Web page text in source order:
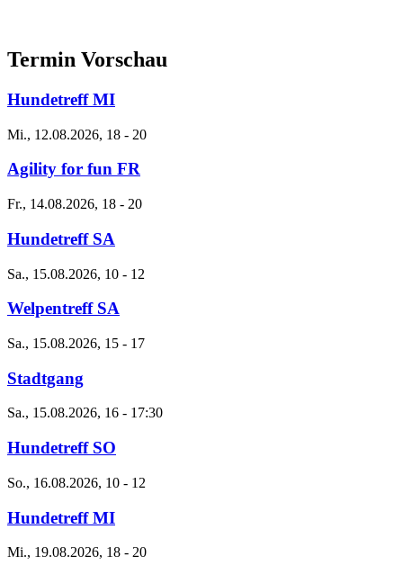
Termin Vorschau
Hundetreff MI
Mi., 12.08.2026, 18 - 20
Agility for fun FR
Fr., 14.08.2026, 18 - 20
Hundetreff SA
Sa., 15.08.2026, 10 - 12
Welpentreff SA
Sa., 15.08.2026, 15 - 17
Stadtgang
Sa., 15.08.2026, 16 - 17:30
Hundetreff SO
So., 16.08.2026, 10 - 12
Hundetreff MI
Mi., 19.08.2026, 18 - 20